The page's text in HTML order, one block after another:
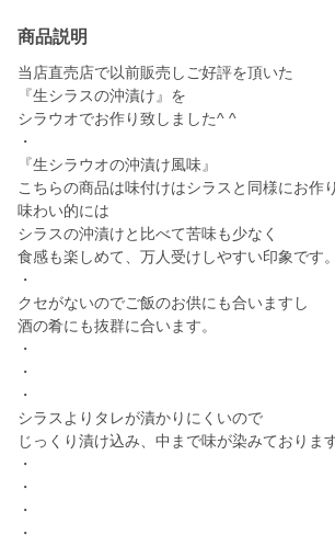
商品説明
当店直売店で以前販売しご好評を頂いた
『生シラスの沖漬け』を
シラウオでお作り致しました^ ^
・
『生シラウオの沖漬け風味』
こちらの商品は味付けはシラスと同様にお作
味わい的には
シラスの沖漬けと比べて苦味も少なく
食感も楽しめて、万人受けしやすい印象です。
・
クセがないのでご飯のお供にも合いますし
酒の肴にも抜群に合います。
・
・
・
シラスよりタレが漬かりにくいので
じっくり漬け込み、中まで味が染みておりま
・
・
・
・